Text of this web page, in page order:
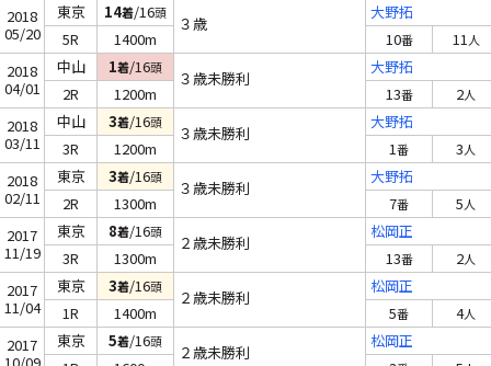
2018
05/20
東京 14着/16頭
３歳
大野拓
5R
1400m 10番 11人
2018
04/01
中山 1着/16頭
３歳未勝利
大野拓
2R
1200m 13番 2人
2018
03/11
中山 3着/16頭
３歳未勝利
大野拓
3R
1200m 1番 3人
2018
02/11
東京 3着/16頭
３歳未勝利
大野拓
2R
1300m 7番 5人
2017
11/19
東京 8着/16頭
２歳未勝利
松岡正
3R
1300m 13番 2人
2017
11/04
東京 3着/16頭
２歳未勝利
松岡正
1R
1400m 5番 4人
2017
東京 5着/16頭
２歳未勝利
松岡正